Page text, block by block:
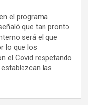
el programa
que tan pronto
será el que
lo que los
el Covid respetando
las